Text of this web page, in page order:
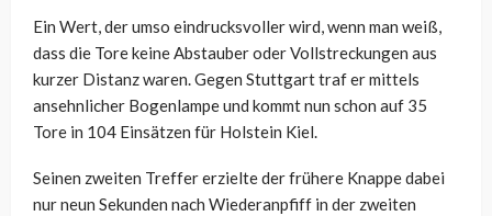
Ein Wert, der umso eindrucksvoller wird, wenn man weiß,
dass die Tore keine Abstauber oder Vollstreckungen aus
kurzer Distanz waren. Gegen Stuttgart traf er mittels
ansehnlicher Bogenlampe und kommt nun schon auf 35
Tore in 104 Einsätzen für Holstein Kiel.
Seinen zweiten Treffer erzielte der frühere Knappe dabei
nur neun Sekunden nach Wiederanpfiff in der zweiten